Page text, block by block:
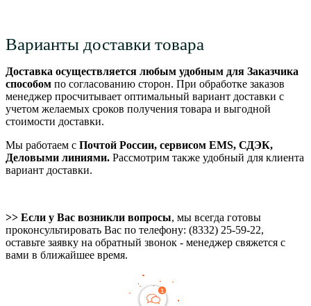
Варианты доставки товара
Доставка осуществляется любым удобным для Заказчика
способом по согласованию сторон. При обработке заказов
менеджер просчитывает оптимальный вариант доставки с
учетом желаемых сроков получения товара и выгодной
стоимости доставки.
Мы работаем с Почтой России, сервисом EMS, СДЭК,
Деловыми линиями. Рассмотрим также удобный для клиента
вариант доставки.
>> Если у Вас возникли вопросы, мы всегда готовы
проконсультировать Вас по телефону: (8332) 25-59-22,
оставьте заявку на обратный звонок - менеджер свяжется с
вами в ближайшее время.